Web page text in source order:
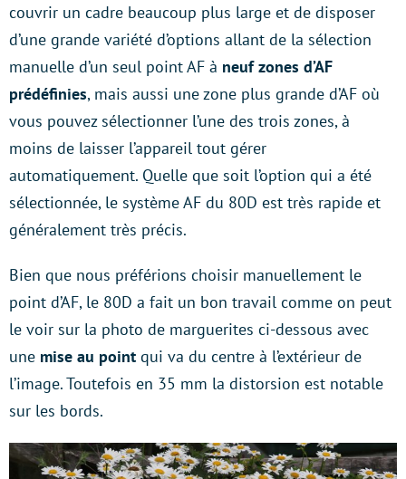
couvrir un cadre beaucoup plus large et de disposer
d’une grande variété d’options allant de la sélection
manuelle d’un seul point AF à neuf zones d’AF
prédéfinies, mais aussi une zone plus grande d’AF où
vous pouvez sélectionner l’une des trois zones, à
moins de laisser l’appareil tout gérer
automatiquement. Quelle que soit l’option qui a été
sélectionnée, le système AF du 80D est très rapide et
généralement très précis.
Bien que nous préférions choisir manuellement le
point d’AF, le 80D a fait un bon travail comme on peut
le voir sur la photo de marguerites ci-dessous avec
une mise au point qui va du centre à l’extérieur de
l’image. Toutefois en 35 mm la distorsion est notable
sur les bords.